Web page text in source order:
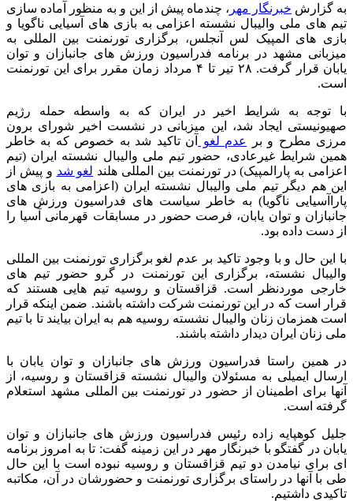
به گزارش خبرنگار مهر ، چندماه پیش از این و به منظور آماده سازی
تیم های ملی والیبال نشسته اعزامی به بازی های آسیایی ناگویا و
بازی های المپیک لس آنجلس، برگزاری تورنمنت بین المللی به
میزبانی مشهد در برنامه فدراسیون ورزش های جانبازان و توان
یابان قرار گرفت. ۲۸ تیر تا ۴ مرداد زمان مقرر برای این تورنمنت
است.
با توجه به شرایط اخیر در ایران که به واسطه حمله رژیم
صهیونیستی ایجاد شد، این میزبانی در نشست اخیر شورای برون
مرزی مطرح و بر
عدم لغو
آن تاکید شد به خصوص که به خاطر
همین شرایط غیرعادی، حضور تیم ملی والیبال نشسته ایران (تیم
اعزامی به پارالمپیک) در تورنمنت بین المللی هلند لغو شد و پیش از
این هم دیگر تیم ملی والیبال نشسته ایران (اعزامی به بازی های
پاراآسیایی ناگویا) به خاطر سیاست های فدراسیون ورزش های
جانبازان و توان یابان، فرصت حضور در مسابقات قهرمانی آسیا را
از دست داده بود.
با این حال و با وجود تاکید بر عدم لغو برگزاری تورنمنت بین المللی
والیبال نشسته، برگزاری این تورنمنت در گرو حضور تیم های
خارجی موردنظر است. قزاقستان و روسیه تیم هایی هستند که
قرار است که در این تورنمنت شرکت داشته باشند. ضمن اینکه قرار
است همزمان زنان والیبال نشسته روسیه هم به ایران بیایند تا با تیم
ملی زنان ایران دیدار داشته باشند.
در همین راستا فدراسیون ورزش های جانبازان و توان یابان با
ارسال ایمیلی به مسئولان والیبال نشسته قزاقستان و روسیه، از
آنها برای اطمینان از حضور در تورنمنت بین المللی مشهد استعلام
گرفته است.
جلیل کوهپایه زاده رئیس فدراسیون ورزش های جانبازان و توان
یابان در گفتگو با خبرنگار مهر در این زمینه گفت: تا به امروز برنامه
ای برای نیامدن دو تیم قزاقستان و روسیه نبوده است با این حال
طی با آنها در راستای برگزاری تورنمنت و حضورشان در آن، مکاتبه
تاکیدی داشتیم.